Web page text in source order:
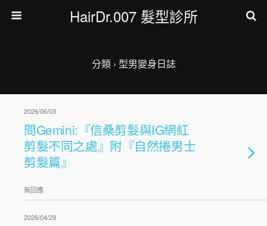
HairDr.007 髮型診所
分類 › 型男變身日誌
2026/06/03
問Gemini:『信桑剪髮與IG網紅
剪髮不同之處』附『自然捲男士
剪髮篇』
無回應
2026/04/29